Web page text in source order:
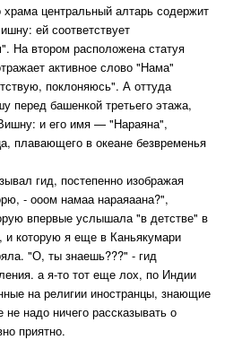
центральный алтарь содержит
ей соответствует
На втором расположена статуя
активное слово "Нама"
поклоняюсь". А оттуда
перед башенкой третьего этажа,
и его имя — "Нараяна",
плавающего в океане безвременья
гид, постепенно изображая
- ооом намаа нараяаана?",
впервые услышала "в детстве" в
и которую я еще в Каньякумари
"О, ты знаешь???" - гид
а я-то тот еще лох, по Индии
на религии иностранцы, знающие
надо ничего рассказывать о
приятно.